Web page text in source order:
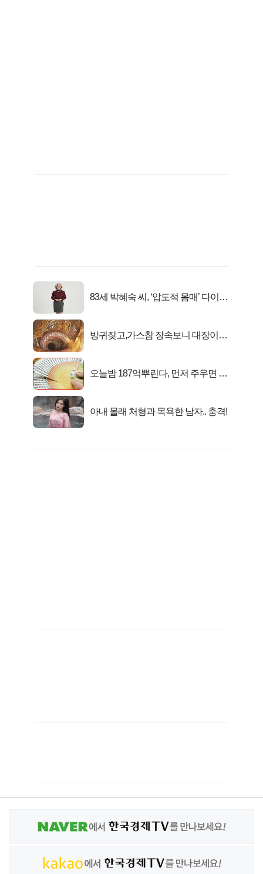
83세 박혜숙 씨, ‘압도적 몸매’ 다이어
방귀잦고,가스참 장속보니 대장이아
오늘밤 187억뿌린다, 먼저 주우면 최
아내 몰래 처형과 목욕한 남자.. 충격!